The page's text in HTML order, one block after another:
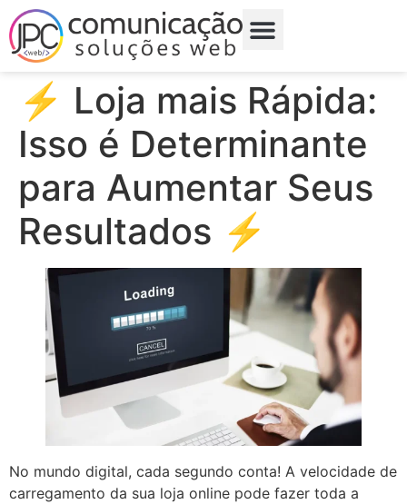
⚡ Loja mais Rápida:
Isso é Determinante
para Aumentar Seus
Resultados ⚡
No mundo digital, cada segundo conta! A velocidade de
carregamento da sua loja online pode fazer toda a